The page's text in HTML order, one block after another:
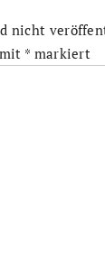
nicht
* markiert